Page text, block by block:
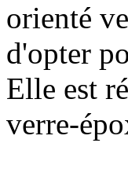
orienté
d'opter
Elle est
verre-